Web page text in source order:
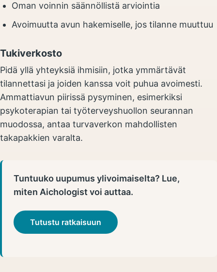
Oman voinnin säännöllistä arviointia
Avoimuutta avun hakemiselle, jos tilanne muuttuu
Tukiverkosto
Pidä yllä yhteyksiä ihmisiin, jotka ymmärtävät
tilannettasi ja joiden kanssa voit puhua avoimesti.
Ammattiavun piirissä pysyminen, esimerkiksi
psykoterapian tai työterveyshuollon seurannan
muodossa, antaa turvaverkon mahdollisten
takapakkien varalta.
Tuntuuko uupumus ylivoimaiselta? Lue,
miten Aichologist voi auttaa.
Tutustu ratkaisuun